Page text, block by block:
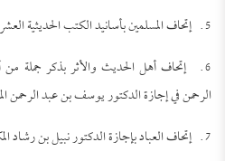
5. إتحاف المسلمين بأسانيد الكتب الحديثية العشرين.
6. إتحاف أهل الحديث والأثر بذكر جملة
الرحمن في إجازة الدكتور يوسف بن عبد الرحمن
7. إتحاف العباد بإجازة الدكتور نبيل بن رشاد المكي.